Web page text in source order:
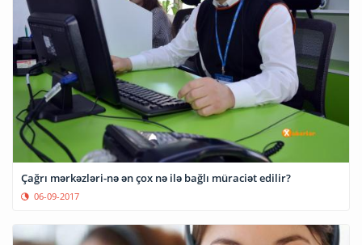
Çağrı mərkəzləri-nə ən çox nə ilə bağlı müraciət edilir?
06-09-2017